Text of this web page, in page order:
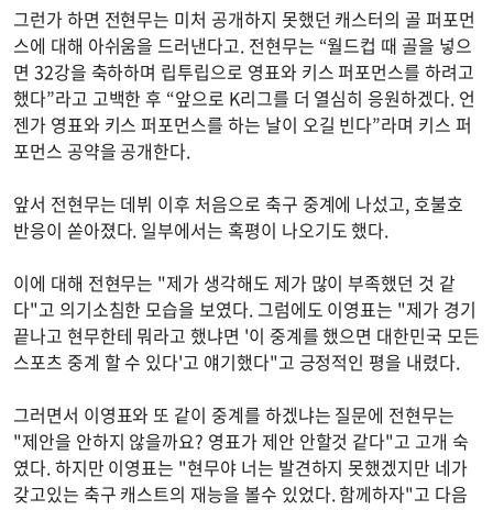
그런가 하면 전현무는 미처 공개하지 못했던 캐스터의 골 퍼포먼
스에 대해 아쉬움을 드러낸다고. 전현무는 “월드컵 때 골을 넣으
면 32강을 축하하며 립투립으로 영표와 키스 퍼포먼스를 하려고
했다”라고 고백한 후 “앞으로 K리그를 더 열심히 응원하겠다. 언
젠가 영표와 키스 퍼포먼스를 하는 날이 오길 빈다”라며 키스 퍼
포먼스 공약을 공개한다.
앞서 전현무는 데뷔 이후 처음으로 축구 중계에 나섰고, 호불호
반응이 쏟아졌다. 일부에서는 혹평이 나오기도 했다.
이에 대해 전현무는 "제가 생각해도 제가 많이 부족했던 것 같
다"고 의기소침한 모습을 보였다. 그럼에도 이영표는 "제가 경기
끝나고 현무한테 뭐라고 했냐면 '이 중계를 했으면 대한민국 모든
스포츠 중계 할 수 있다'고 얘기했다"고 긍정적인 평을 내렸다.
그러면서 이영표와 또 같이 중계를 하겠냐는 질문에 전현무는
"제안을 안하지 않을까요? 영표가 제안 안할것 같다"고 고개 숙
였다. 하지만 이영표는 "현무야 너는 발견하지 못했겠지만 네가
갖고있는 축구 캐스트의 재능을 볼수 있었다. 함께하자"고 다음